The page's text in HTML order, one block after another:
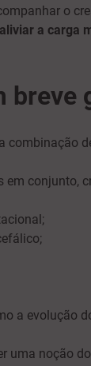
o
a carga
breve
em
a evolução
uma noção